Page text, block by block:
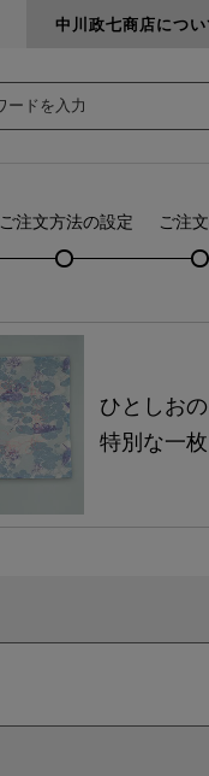
中川政七商店につい
ご注文方法の設定 ご注
ひとしお
特別な一枚